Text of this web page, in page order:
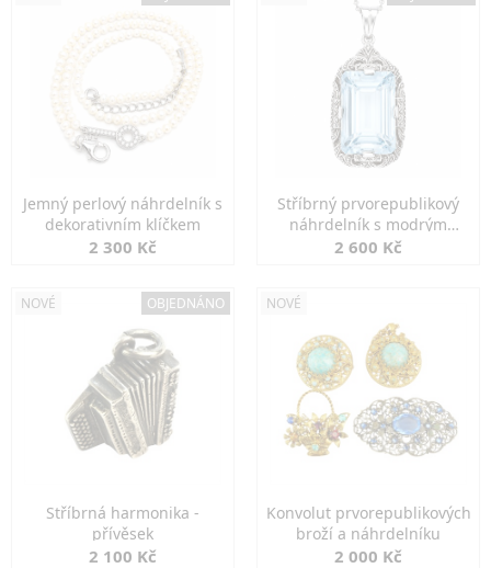
Jemný perlový náhrdelník s
dekorativním klíčkem
2 300 Kč
Stříbrný prvorepublikový
náhrdelník s modrým
spinelem
2 600 Kč
NOVÉ OBJEDNÁNO
Stříbrná harmonika -
přívěsek
2 100 Kč
NOVÉ
Konvolut prvorepublikových
broží a náhrdelníku
2 000 Kč